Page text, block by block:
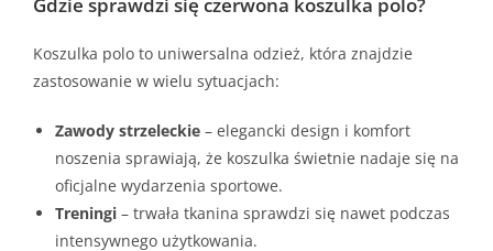
Gdzie sprawdzi się czerwona koszulka polo?
Koszulka polo to uniwersalna odzież, która znajdzie
zastosowanie w wielu sytuacjach:
Zawody strzeleckie – elegancki design i komfort
noszenia sprawiają, że koszulka świetnie nadaje się na
oficjalne wydarzenia sportowe.
Treningi – trwała tkanina sprawdzi się nawet podczas
intensywnego użytkowania.